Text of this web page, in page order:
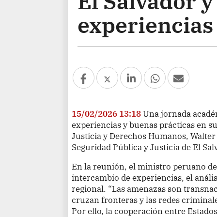
experiencias
15/02/2026 13:18Una jornada
experiencias y buenas prácticas en
Justicia y Derechos Humanos,
Seguridad Pública y Justicia de El
En la reunión, el ministro peruano
intercambio de experiencias, el
regional. “Las amenazas son
cruzan fronteras y las redes
Por ello, la cooperación entre